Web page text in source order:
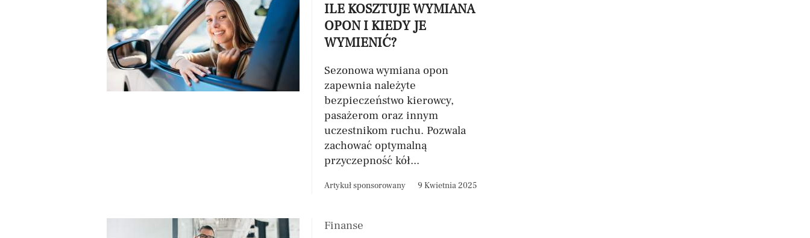
ILE KOSZTUJE WYMIANA
OPON I KIEDY JE
WYMIENIĆ?
Sezonowa wymiana opon
zapewnia należyte
bezpieczeństwo kierowcy,
pasażerom oraz innym
uczestnikom ruchu. Pozwala
zachować optymalną
przyczepność kół...
Artykuł sponsorowany 9 Kwietnia 2025
Finanse